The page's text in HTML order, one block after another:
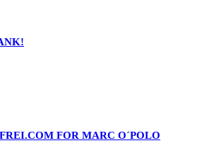
FOR MARC O´POLO